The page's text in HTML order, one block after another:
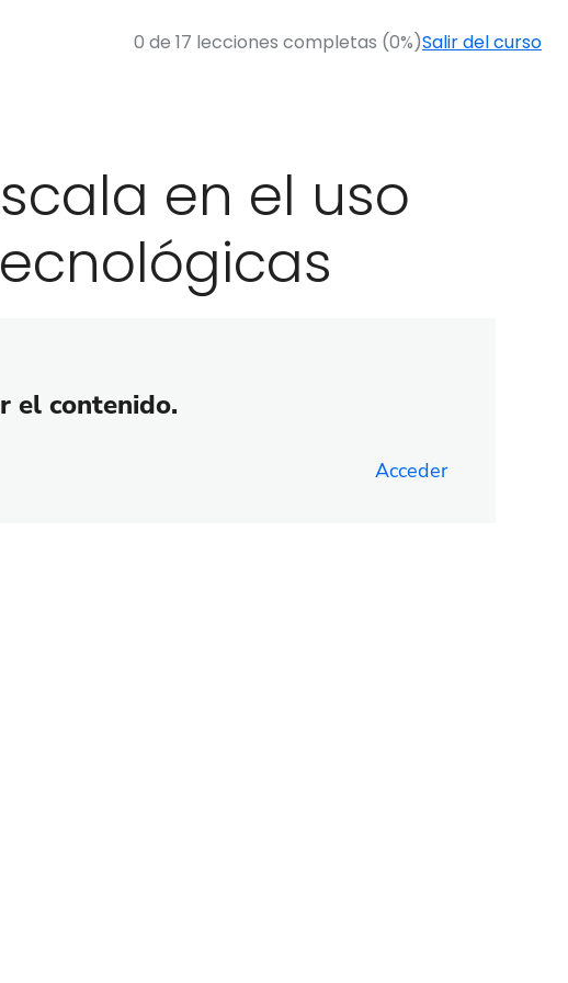
0 de 17 lecciones completas (0%)Salir del curso
en el uso
el contenido.
Acceder